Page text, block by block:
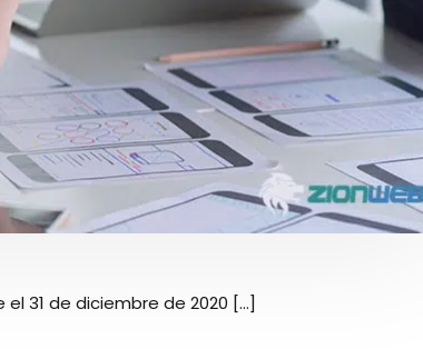
31 de diciembre de 2020 [...]